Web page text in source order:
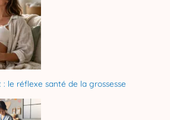
le réflexe santé de la grossesse